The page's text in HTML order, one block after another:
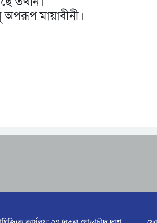
মায়াবীনী।